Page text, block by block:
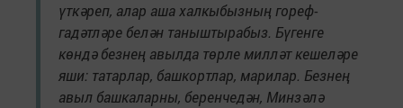
үткәреп, алар аша халкыбызның гореф-
гадәтләре белән таныштырабыз. Бүгенге
көндә безнең авылда төрле милләт кешеләре
яши: татарлар, башкортлар, марилар. Безнең
авыл башкаларны, беренчедән, Минзәлә